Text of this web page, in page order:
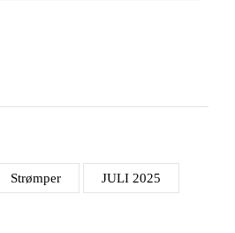
Strømper JULI 2025